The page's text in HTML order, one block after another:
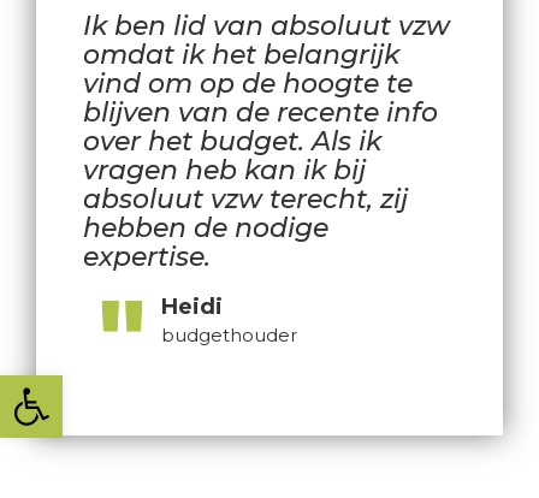
Toolbar openen
Ik ben lid van absoluut vzw
omdat ik het belangrijk
vind om op de hoogte te
blijven van de recente info
over het budget. Als ik
vragen heb kan ik bij
absoluut vzw terecht, zij
hebben de nodige
expertise.
Heidi
budgethouder